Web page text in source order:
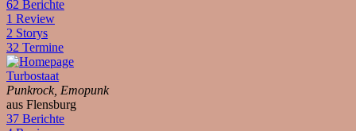
62 Berichte
1 Review
2 Storys
32 Termine
Turbostaat
Punkrock, Emopunk
aus Flensburg
37 Berichte